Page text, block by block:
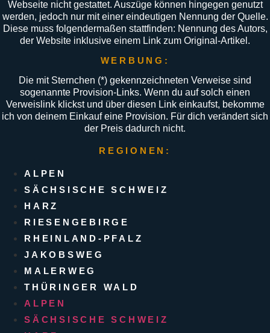
Webseite nicht gestattet. Auszüge können hingegen genutzt
werden, jedoch nur mit einer eindeutigen Nennung der Quelle.
Diese muss folgendermaßen stattfinden: Nennung des Autors,
der Website inklusive einem Link zum Original-Artikel.
WERBUNG:
Die mit Sternchen (*) gekennzeichneten Verweise sind
sogenannte Provision-Links. Wenn du auf solch einen
Verweislink klickst und über diesen Link einkaufst, bekomme
ich von deinem Einkauf eine Provision. Für dich verändert sich
der Preis dadurch nicht.
REGIONEN:
ALPEN
SÄCHSISCHE SCHWEIZ
HARZ
RIESENGEBIRGE
RHEINLAND-PFALZ
JAKOBSWEG
MALERWEG
THÜRINGER WALD
ALPEN
SÄCHSISCHE SCHWEIZ